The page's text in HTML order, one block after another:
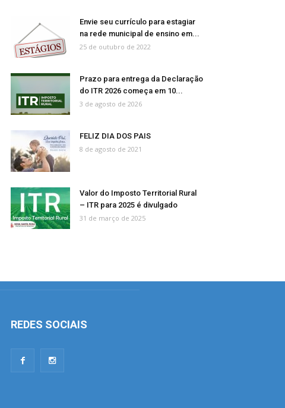
Envie seu currículo para estagiar
na rede municipal de ensino em...
25 de outubro de 2022
Prazo para entrega da Declaração
do ITR 2026 começa em 10...
3 de agosto de 2026
FELIZ DIA DOS PAIS
8 de agosto de 2021
Valor do Imposto Territorial Rural
– ITR para 2025 é divulgado
31 de março de 2025
REDES SOCIAIS